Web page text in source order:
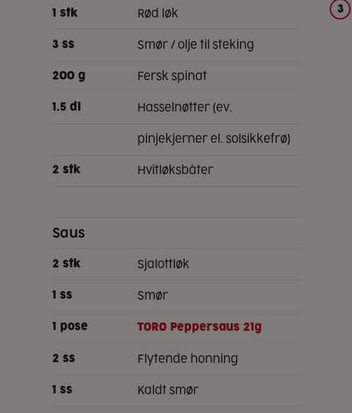
1 stk rød løk
3 ss smør / olje til steking
200 g fersk spinat
1.5 dl hasselnøtter (ev.
pinjekjerner el. solsikkefrø)
2 stk hvitløksbåter
Saus
2 stk sjalottløk
1 ss smør
1 pose TORO Peppersaus 21g
2 ss flytende honning
1 ss kaldt smør
3